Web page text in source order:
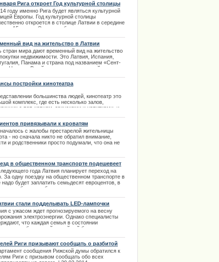
Рига откроет Год культурной столицы
году именно Рига будет являться культурной
Европы. Год культурной столицы
откроется в столице Латвии в середине
– 15 числа. Открытие будет сопровождаться
вид на жительство в Латвии
стран мира дают временный вид на жительство
недвижимости. Это Латвия, Испания,
Панама и страна под названием «Сент-
и Невис». В рейтинге по минимальной
границ Шенгенской зоны, Канады,
и нескольких других стран лидирует
постройки кинотеатра
большинства людей, кинотеатр это
комплекс, где есть несколько залов,
с поп-корном, закусками и напитками, и
кинотеатры действительно имеют такой вид,
это далеко не единственный вариант.
привязывали к кроватям
с жалобы престарелой жительницы
- но сначала никто не обратил внимание,
и родственники просто подумали, что она не
в общественном транспорте подешевеет
года Латвия планирует переход на
За одну поездку на общественном транспорте в
надо будет заплатить семьдесят евроцентов, в
приобретение билета на проезд
стали подделывать LED-лампочки
c ужасом ждет прогнозируемого на весну
электроэнергии. Однако специалисты
что каждая семья в состоянии
собственный семейный бюджет, если
Риги призывают сообщать о разбитой
сообщения Рижской думы обратился к
Риги с призывом сообщать обо всех